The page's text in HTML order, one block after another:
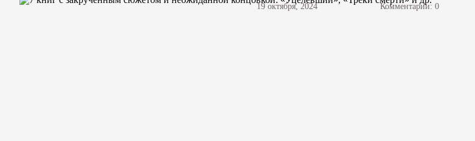
19 октября, 2024 Комментарии: 0